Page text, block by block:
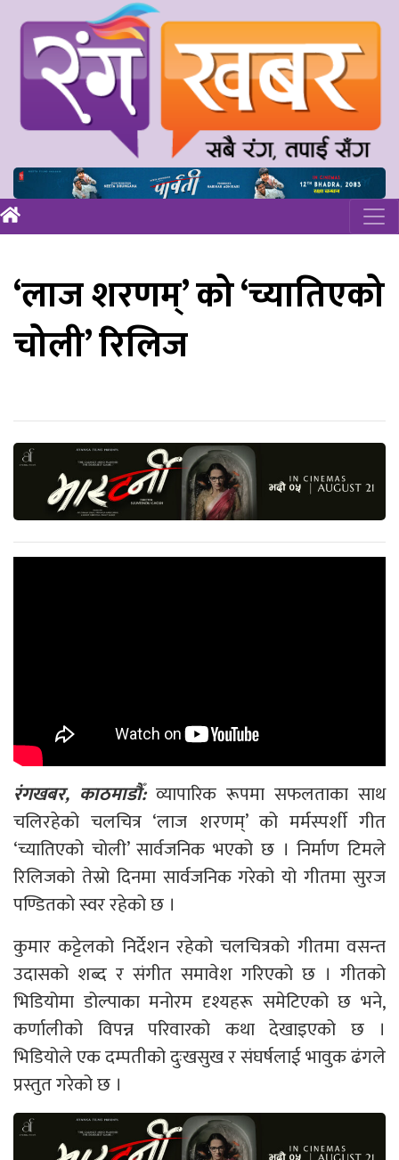
‘लाज शरणम्’ को ‘च्यातिएको
चोली’ रिलिज
रंगखबर, काठमाडौँ:व्यापारिक रूपमा सफलताका साथ
चलिरहेको चलचित्र ‘लाज शरणम्’ को मर्मस्पर्शी गीत
‘च्यातिएको चोली’ सार्वजनिक भएको छ । निर्माण टिमले
रिलिजको तेस्रो दिनमा सार्वजनिक गरेको यो गीतमा सुरज
पण्डितको स्वर रहेको छ ।
कुमार कट्टेलको निर्देशन रहेको चलचित्रको गीतमा वसन्त
उदासको शब्द र संगीत समावेश गरिएको छ । गीतको
भिडियोमा डोल्पाका मनोरम दृश्यहरू समेटिएको छ भने,
कर्णालीको विपन्न परिवारको कथा देखाइएको छ ।
भिडियोले एक दम्पतीको दुःखसुख र संघर्षलाई भावुक ढंगले
प्रस्तुत गरेको छ ।